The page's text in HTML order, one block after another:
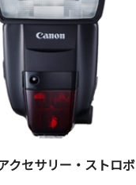
クセサリー・ストロボ